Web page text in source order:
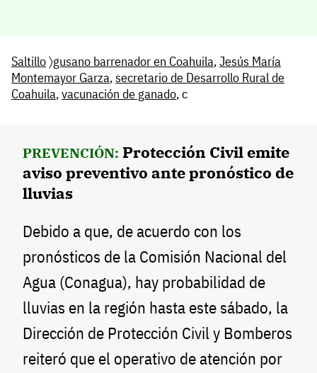
Saltillo〉gusano barrenador en Coahuila,Jesús María
Montemayor Garza,secretario de Desarrollo Rural de
Coahuila,vacunación de ganado, c
PREVENCIÓN: Protección Civil emite
aviso preventivo ante pronóstico de
lluvias
Debido a que, de acuerdo con los
pronósticos de la Comisión Nacional del
Agua (Conagua), hay probabilidad de
lluvias en la región hasta este sábado, la
Dirección de Protección Civil y Bomberos
reiteró que el operativo de atención por